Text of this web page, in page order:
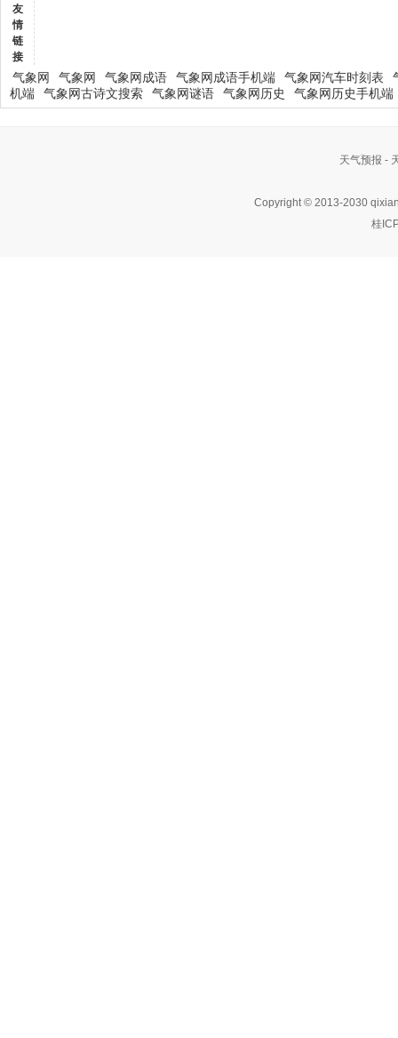
友
情
链
接
气象网 气象网 气象网成语 气象网成语手机端 气象网汽车时刻表
机端
气象网古诗文搜索 气象网谜语 气象网历史 气象网历史手机端
天气预报 -
Copyright © 2013-2030
桂